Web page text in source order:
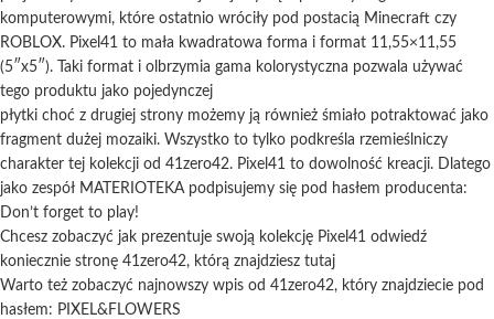
komputerowymi, które ostatnio wróciły pod postacią Minecraft czy
ROBLOX. Pixel41 to mała kwadratowa forma i format 11,55×11,55
(5″x5″). Taki format i olbrzymia gama kolorystyczna pozwala używać
tego produktu jako pojedynczej
płytki choć z drugiej strony możemy ją również śmiało potraktować jako
fragment dużej mozaiki. Wszystko to tylko podkreśla rzemieślniczy
charakter tej kolekcji od 41zero42. Pixel41 to dowolność kreacji. Dlatego
jako zespół MATERIOTEKA podpisujemy się pod hasłem producenta:
Don’t forget to play!
Chcesz zobaczyć jak prezentuje swoją kolekcję Pixel41 odwiedź
koniecznie stronę 41zero42, którą znajdziesz tutaj
Warto też zobaczyć najnowszy wpis od 41zero42, który znajdziecie pod
hasłem: PIXEL&FLOWERS